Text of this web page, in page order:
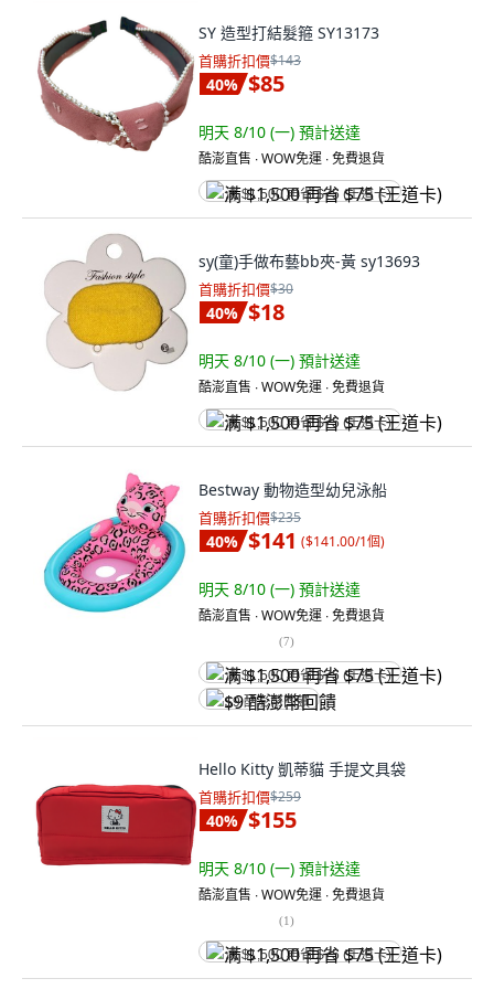
SY 造型打結髮箍 SY13173
首購折扣價$143
40% $85
明天 8/10 (一) 預計送達
酷澎直售 ∙ WOW免運 ∙ 免費退貨
满 $1,500 再省 $75 (王道卡)
sy(童)手做布藝bb夾-黃 sy13693
首購折扣價$30
40% $18
明天 8/10 (一) 預計送達
酷澎直售 ∙ WOW免運 ∙ 免費退貨
满 $1,500 再省 $75 (王道卡)
Bestway 動物造型幼兒泳船
首購折扣價$235
40% $141 ($141.00/1個)
明天 8/10 (一) 預計送達
酷澎直售 ∙ WOW免運 ∙ 免費退貨
(7)
满 $1,500 再省 $75 (王道卡)
$9 酷澎幣回饋
Hello Kitty 凱蒂貓 手提文具袋
首購折扣價$259
40% $155
明天 8/10 (一) 預計送達
酷澎直售 ∙ WOW免運 ∙ 免費退貨
(1)
满 $1,500 再省 $75 (王道卡)